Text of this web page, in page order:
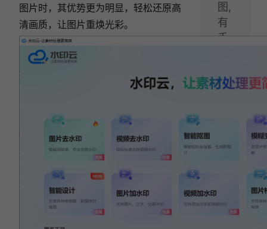
图片时，其优势更为明显，轻松还原高
清画质，让图片重焕光彩。
图,
有
手
用起来！
新手小白秒抠图！